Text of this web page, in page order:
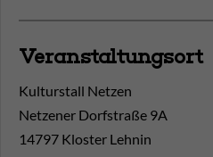
Veranstaltungsort
Kulturstall Netzen
Netzener Dorfstraße 9A
14797 Kloster Lehnin